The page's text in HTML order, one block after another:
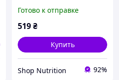
Готово к отправке
519₴
Купить
Shop Nutrition 92%